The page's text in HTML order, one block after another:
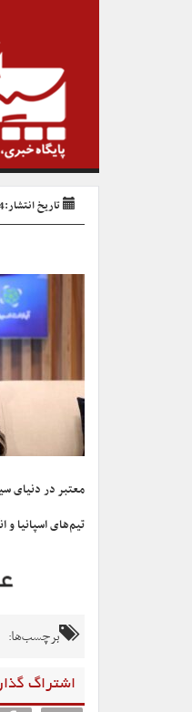
تاریخ انتشار:1403/04/24 - 14:42
معتبر در دنیای
تیم‌های اسپانیا و انگلیس ساعت ۲۲:۳۰ یکشنبه ۲۴ تیر در ورزشگاه المپیک برلین
برچسب‌ها:
اشتراگ